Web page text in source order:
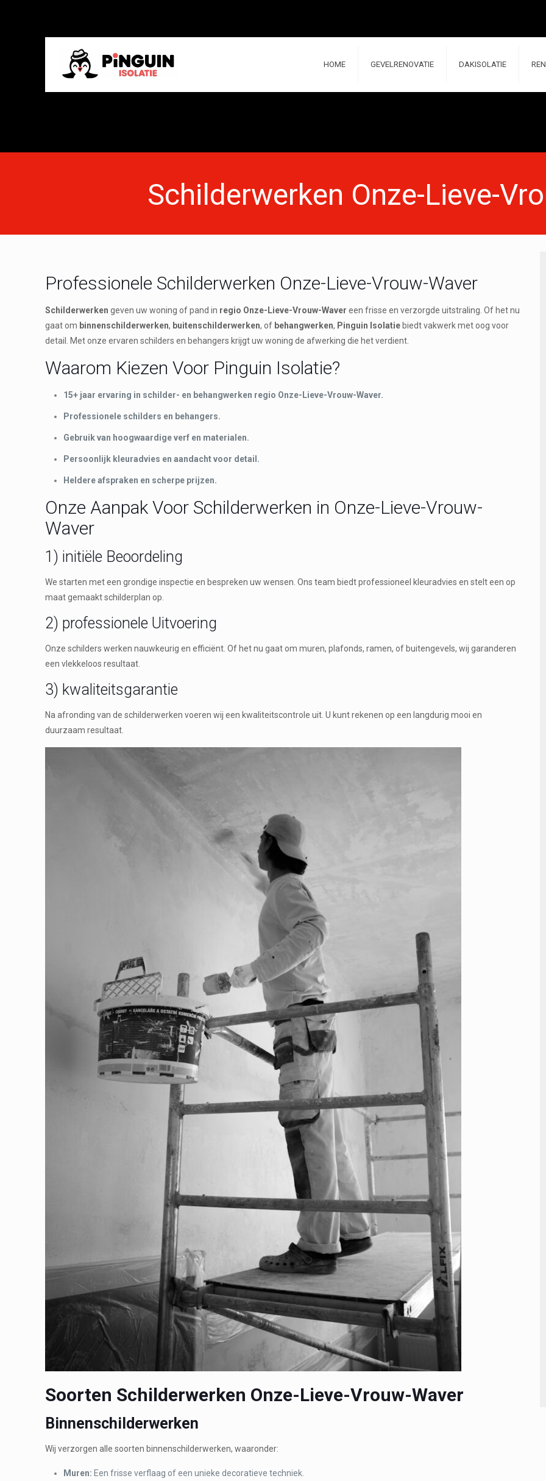
HOME GEVELRENOVATIE DAKISOLATIE
Schilderwerken Onze-Lieve-
Professionele Schilderwerken Onze-Lieve-Vrouw-Waver
Schilderwerken geven uw woning of pand in regio Onze-Lieve-Vrouw-Waver een frisse en verzorgde uitstraling. Of het nu
gaat om binnenschilderwerken, buitenschilderwerken, of behangwerken, Pinguin Isolatiebiedt vakwerk met oog voor
detail. Met onze ervaren schilders en behangers krijgt uw woning de afwerking die het verdient.
Waarom Kiezen Voor Pinguin Isolatie?
15+ jaar ervaring in schilder- en behangwerken regio Onze-Lieve-Vrouw-Waver.
Professionele schilders en behangers.
Gebruik van hoogwaardige verf en materialen.
Persoonlijk kleuradvies en aandacht voor detail.
Heldere afspraken en scherpe prijzen.
Onze Aanpak Voor Schilderwerken in Onze-Lieve-Vrouw-
Waver
1) initiële Beoordeling
We starten met een grondige inspectie en bespreken uw wensen. Ons team biedt professioneel kleuradvies en stelt een op
maat gemaakt schilderplan op.
2) professionele Uitvoering
Onze schilders werken nauwkeurig en efficiënt. Of het nu gaat om muren, plafonds, ramen, of buitengevels, wij garanderen
een vlekkeloos resultaat.
3) kwaliteitsgarantie
Na afronding van de schilderwerken voeren wij een kwaliteitscontrole uit. U kunt rekenen op een langdurig mooi en
duurzaam resultaat.
Soorten Schilderwerken Onze-Lieve-Vrouw-Waver
Binnenschilderwerken
Wij verzorgen alle soorten binnenschilderwerken, waaronder:
Muren: Een frisse verflaag of een unieke decoratieve techniek.